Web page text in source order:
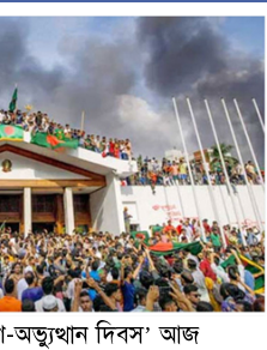
অভ্যুত্থান দিবস’ আজ